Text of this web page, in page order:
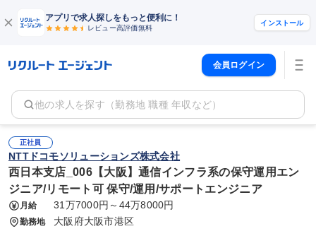
アプリで求人探しをもっと便利に！
レビュー高評価無料
インストール
会員ログイン
他の求人を探す（勤務地 職種 年収など）
正社員
NTTドコモソリューションズ株式会社
西日本支店_006【大阪】通信インフラ系の保守運用エン
ジニア/リモート可 保守/運用/サポートエンジニア
月給 31万7000円～44万8000円
勤務地 大阪府大阪市港区